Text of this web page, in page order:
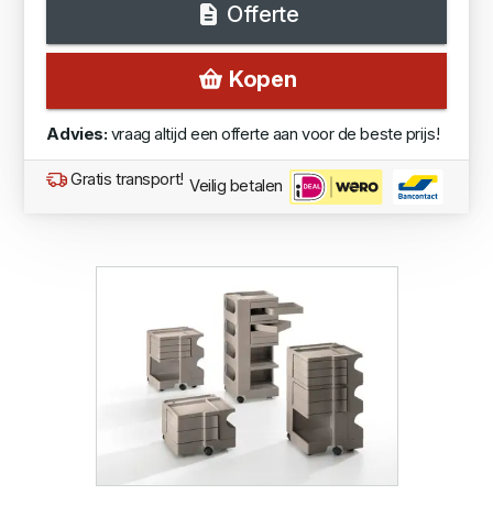
Offerte
Kopen
Advies: vraag altijd een offerte aan voor de beste prijs!
Gratis transport! Veilig betalen